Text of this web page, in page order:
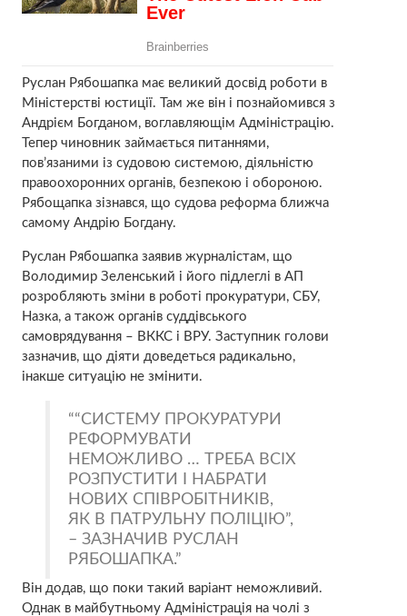
Руслан Рябошапка має великий досвід роботи в
Міністерстві юстиції. Там же він і познайомився з
Андрієм Богданом, воглавляющім Адміністрацію.
Тепер чиновник займається питаннями,
пов’язаними із судовою системою, діяльністю
правоохоронних органів, безпекою і обороною.
Рябощапка зізнався, що судова реформа ближча
самому Андрію Богдану.
Руслан Рябошапка заявив журналістам, що
Володимир Зеленський і його підлеглі в АП
розробляють зміни в роботі прокуратури, СБУ,
Назка, а також органів суддівського
самоврядування – ВККС і ВРУ. Заступник голови
зазначив, що діяти доведеться радикально,
інакше ситуацію не змінити.
“СИСТЕМУ ПРОКУРАТУРИ
РЕФОРМУВАТИ
НЕМОЖЛИВО … ТРЕБА ВСІХ
РОЗПУСТИТИ І НАБРАТИ
НОВИХ СПІВРОБІТНИКІВ,
ЯК В ПАТРУЛЬНУ ПОЛІЦІЮ”,
– ЗАЗНАЧИВ РУСЛАН
РЯБОШАПКА.
Він додав, що поки такий варіант неможливий.
Однак в майбутньому Адміністрація на чолі з